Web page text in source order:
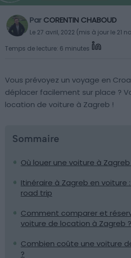
Par CORENTIN CHABOUD
Le 27 avril, 2022 (mis à jour le 21
Temps de lecture: 6 minutes
Vous prévoyez un voyage en
déplacer facilement sur place ?
location de voiture à Zagreb !
Sommaire
Où louer une voiture à Zagreb
Itinéraire à Zagreb en voiture
road trip
Comment comparer et
voiture de location à Zagreb ?
Combien coûte une voiture
?